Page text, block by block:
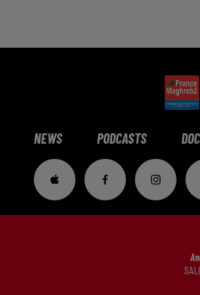
NEWS PODCASTS